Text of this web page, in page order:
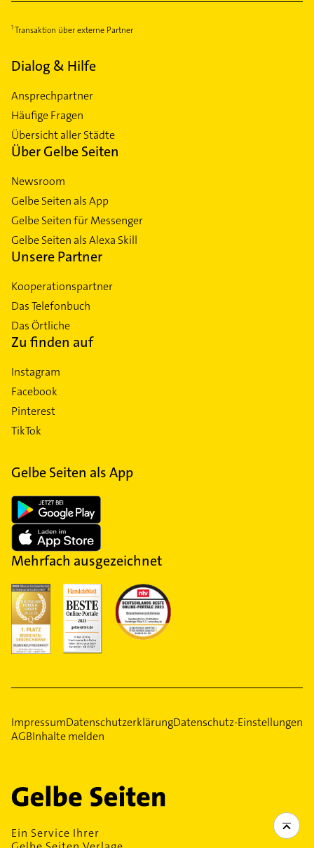
Transaktion über externe Partner
Dialog & Hilfe
Ansprechpartner
Häufige Fragen
Übersicht aller Städte
Über Gelbe Seiten
Newsroom
Gelbe Seiten als App
Gelbe Seiten für Messenger
Gelbe Seiten als Alexa Skill
Unsere Partner
Kooperationspartner
Das Telefonbuch
Das Örtliche
Zu finden auf
Instagram
Facebook
Pinterest
TikTok
Gelbe Seiten als App
Mehrfach ausgezeichnet
ImpressumDatenschutzerklärungDatenschutz-Einstellungen
AGBInhalte melden
Ein Service Ihrer